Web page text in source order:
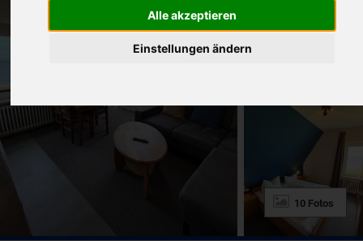
Alle akzeptieren
Einstellungen ändern
10 Fotos